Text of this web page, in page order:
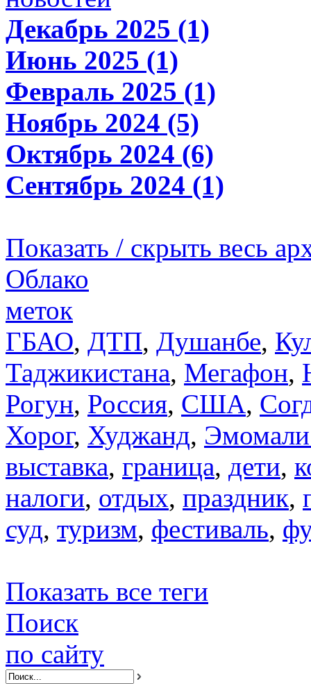
Декабрь 2025 (1)
Июнь 2025 (1)
Февраль 2025 (1)
Ноябрь 2024 (5)
Октябрь 2024 (6)
Сентябрь 2024 (1)
Показать / скрыть весь
Облако
меток
ГБАО, ДТП, Душанбе,
Таджикистана, Мегафон,
Рогун, Россия, США,
Хорог, Худжанд,
выставка, граница, дети,
налоги, отдых, праздник,
суд, туризм, фестиваль,
Показать все теги
Поиск
по сайту